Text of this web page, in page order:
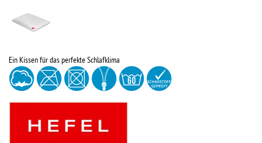
Ein Kissen für das perfekte Schlafklima